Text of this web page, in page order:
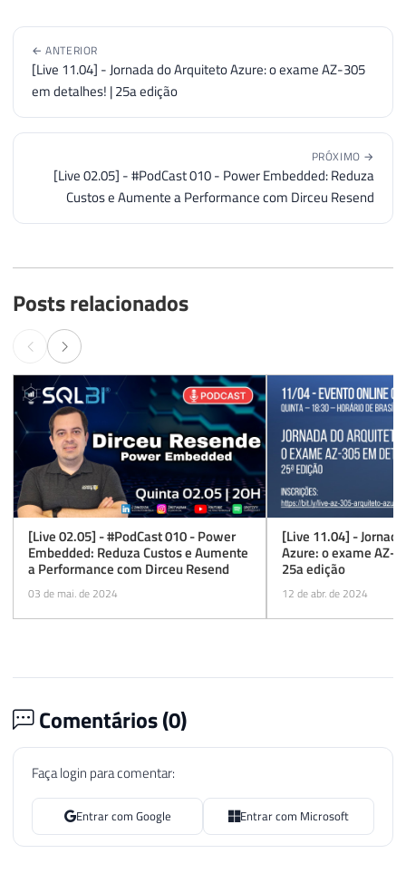
← ANTERIOR
[Live 11.04] - Jornada do Arquiteto Azure: o exame AZ-305
em detalhes! | 25a edição
PRÓXIMO →
[Live 02.05] - #PodCast 010 - Power Embedded: Reduza
Custos e Aumente a Performance com Dirceu Resend
Posts relacionados
[Live 02.05] - #PodCast 010 - Power
Embedded: Reduza Custos e Aumente
a Performance com Dirceu Resend
03 de mai. de 2024
[Live 11.04] -
Azure: o exame AZ-
25a edição
12 de abr. de 2024
Comentários (0)
Faça login para comentar:
Entrar com Google Entrar com Microsoft